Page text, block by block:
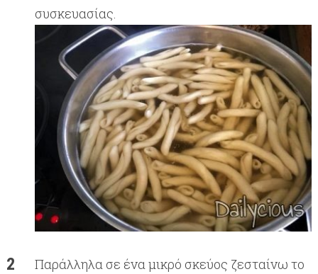
συσκευασίας.
Παράλληλα σε ένα μικρό σκεύος ζεσταίνω το